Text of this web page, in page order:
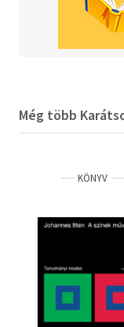
Még több
KÖNYV